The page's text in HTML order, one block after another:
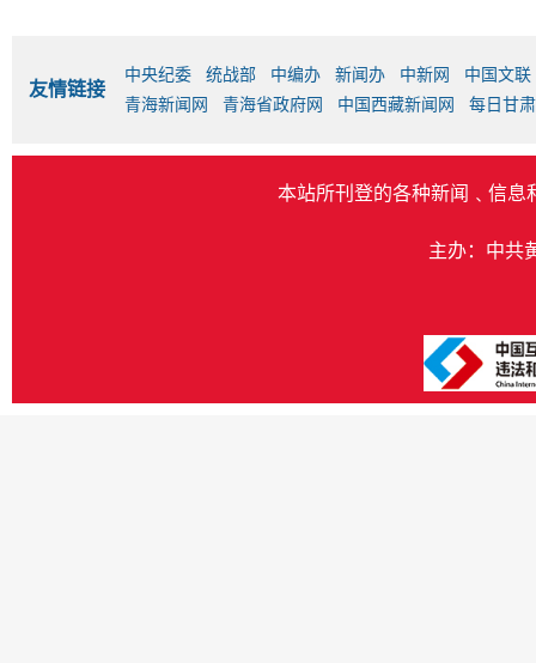
友情链接
中央纪委 统战部 中编办 新闻办 中新网
中国文联
青海新闻网
青海省政府网 中国西藏新闻网 每日甘
本站所刊登的各种新闻﹑信息
主办：中共